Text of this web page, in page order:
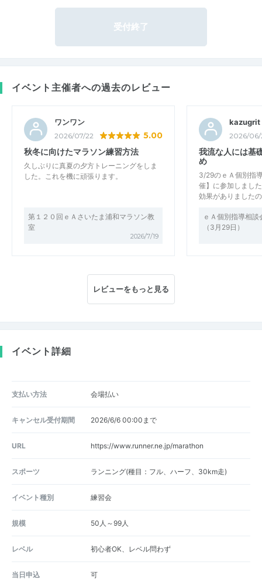
受付終了
イベント主催者への過去のレビュー
ワンワン
2026/07/22 5.00
秋冬に向けたマラソン練習方法
久しぶりに真夏の夕方トレーニングをしま
した。これを機に頑張ります。
第１２０回ｅＡさいたま浦和マラソン教
室
2026/7/19
kazugrit
2026/
我流な人には基
め
3/29のｅＡ個別指
催】に参加しまし
効果がありました
ｅＡ個別指導相
（3月29日）
レビューをもっと見る
イベント詳細
支払い方法 会場払い
キャンセル受付期間 2026/6/6 00:00まで
URL https://www.runner.ne.jp/marathon
スポーツ ランニング(種目：フル、ハーフ、30km走)
イベント種別 練習会
規模 50人～99人
レベル 初心者OK、レベル問わず
当日申込 可